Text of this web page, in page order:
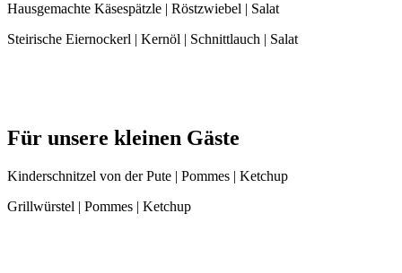
Hausgemachte Käsespätzle | Röstzwiebel | Salat
Steirische Eiernockerl | Kernöl | Schnittlauch | Salat
Für unsere kleinen Gäste
Kinderschnitzel von der Pute | Pommes | Ketchup
Grillwürstel | Pommes | Ketchup